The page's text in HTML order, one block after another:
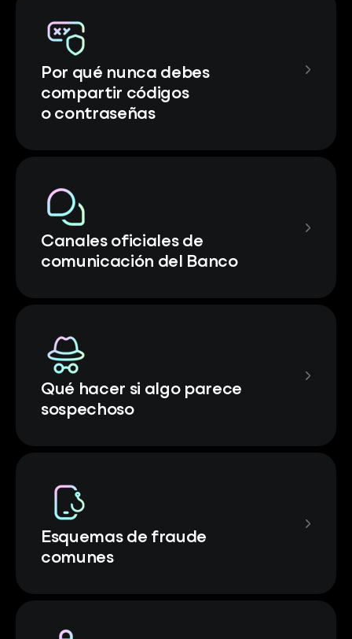
Por qué nunca debes
compartir códigos
o contraseñas
Canales oficiales de
comunicación del Banco
Qué hacer si algo parece
sospechoso
Esquemas de fraude
comunes